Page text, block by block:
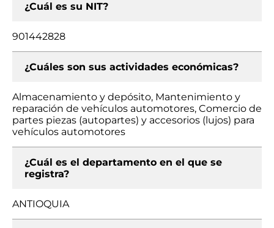
¿Cuál es su NIT?
901442828
¿Cuáles son sus actividades económicas?
Almacenamiento y depósito, Mantenimiento y
reparación de vehículos automotores, Comercio de
partes piezas (autopartes) y accesorios (lujos) para
vehículos automotores
¿Cuál es el departamento en el que se
registra?
ANTIOQUIA